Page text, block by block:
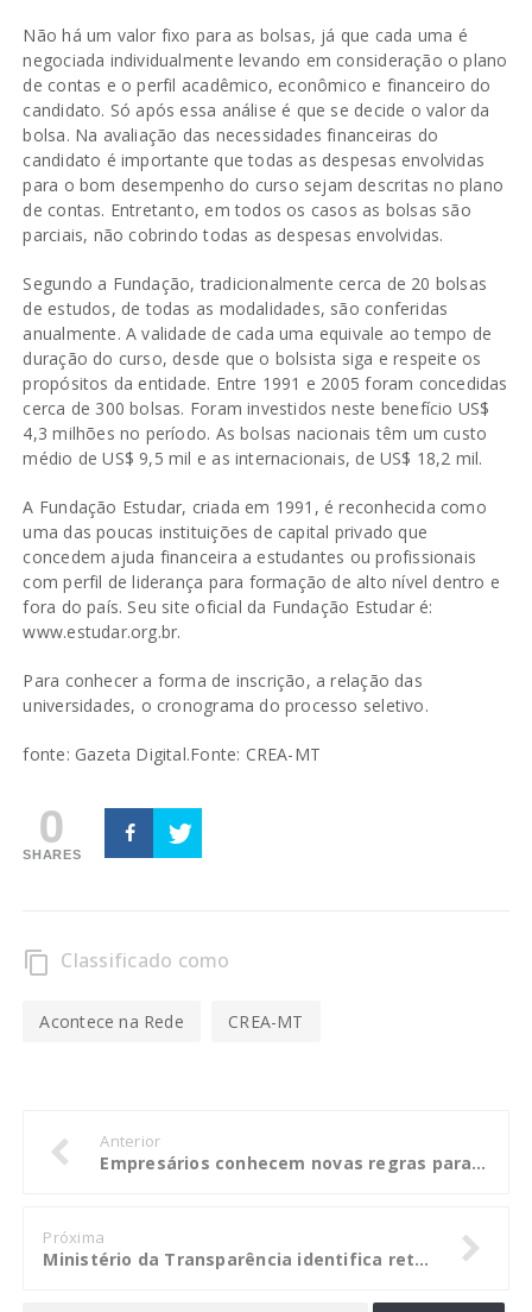
Não há um valor fixo para as bolsas, já que cada uma é
negociada individualmente levando em consideração o plano
de contas e o perfil acadêmico, econômico e financeiro do
candidato. Só após essa análise é que se decide o valor da
bolsa. Na avaliação das necessidades financeiras do
candidato é importante que todas as despesas envolvidas
para o bom desempenho do curso sejam descritas no plano
de contas. Entretanto, em todos os casos as bolsas são
parciais, não cobrindo todas as despesas envolvidas.
Segundo a Fundação, tradicionalmente cerca de 20 bolsas
de estudos, de todas as modalidades, são conferidas
anualmente. A validade de cada uma equivale ao tempo de
duração do curso, desde que o bolsista siga e respeite os
propósitos da entidade. Entre 1991 e 2005 foram concedidas
cerca de 300 bolsas. Foram investidos neste benefício US$
4,3 milhões no período. As bolsas nacionais têm um custo
médio de US$ 9,5 mil e as internacionais, de US$ 18,2 mil.
A Fundação Estudar, criada em 1991, é reconhecida como
uma das poucas instituições de capital privado que
concedem ajuda financeira a estudantes ou profissionais
com perfil de liderança para formação de alto nível dentro e
fora do país. Seu site oficial da Fundação Estudar é:
www.estudar.org.br.
Para conhecer a forma de inscrição, a relação das
universidades, o cronograma do processo seletivo.
fonte: Gazeta Digital.Fonte: CREA-MT
0
SHARES
content_copy Classificado como
Acontece na Rede CREA-MT
Anterior
Empresários conhecem novas regras para doação de campanhas
Próxima
Ministério da Transparência identifica retorno potencial de R$ 2,6 bi aos cofres públicos